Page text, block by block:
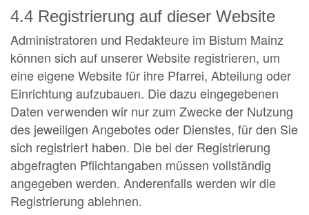
4.4 Registrierung auf dieser Website
Administratoren und Redakteure im Bistum Mainz
können sich auf unserer Website registrieren, um
eine eigene Website für ihre Pfarrei, Abteilung oder
Einrichtung aufzubauen. Die dazu eingegebenen
Daten verwenden wir nur zum Zwecke der Nutzung
des jeweiligen Angebotes oder Dienstes, für den Sie
sich registriert haben. Die bei der Registrierung
abgefragten Pflichtangaben müssen vollständig
angegeben werden. Anderenfalls werden wir die
Registrierung ablehnen.